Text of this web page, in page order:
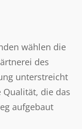
wählen die
des
unterstreicht
Qualität, die das
aufgebaut